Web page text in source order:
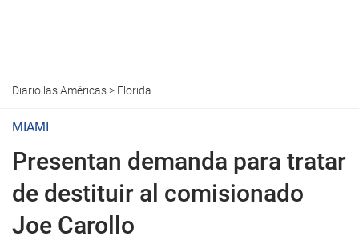
Diario las Américas> Florida
MIAMI
Presentan demanda para tratar
de destituir al comisionado
Joe Carollo